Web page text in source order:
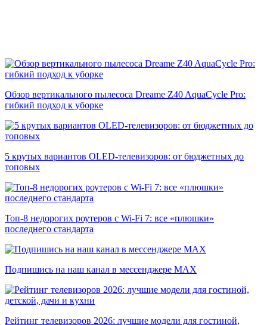
Обзор вертикального пылесоса Dreame Z40 AquaCycle Pro:
гибкий подход к уборке
5 крутых вариантов OLED-телевизоров: от бюджетных до
топовых
Топ-8 недорогих роутеров с Wi-Fi 7: все «плюшки»
последнего стандарта
Подпишись на наш канал в мессенджере МАХ
Рейтинг телевизоров 2026: лучшие модели для гостиной,